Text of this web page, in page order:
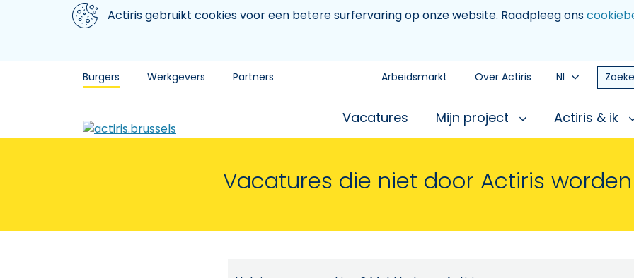
Aller au contenu principal
We gebruiken cookiesActiris gebruikt cookies voor een betere surfervaring op onze website. Raadpleeg ons
Burgers Werkgevers Partners Arbeidsmarkt Over Actiris Nl
Vacatures Mijn project Actiris & ik
Vacatures die niet door Actiris